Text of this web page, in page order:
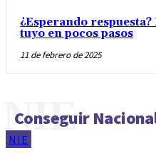
¿Esperando
tuyo en pocos pasos
11 de febrero de 2025
Conseguir
NIE
NIE